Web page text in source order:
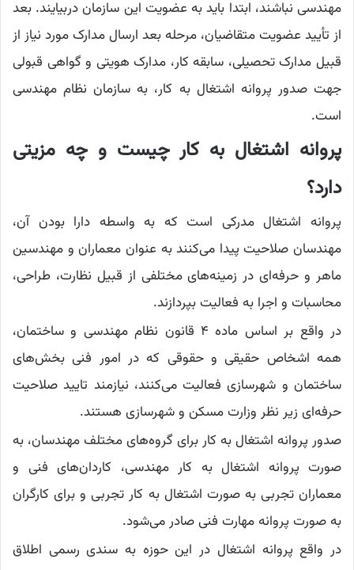
مهندسی نباشند، ابتدا باید به عضویت این سازمان دربیایند. بعد
از تأیید عضویت متقاضیان، مرحله بعد ارسال مدارک مورد نیاز از
قبیل مدارک تحصیلی، سابقه کار، مدارک هویتی و گواهی قبولی
جهت صدور پروانه اشتغال به کار، به سازمان نظام مهندسی
است.
پروانه اشتغال به کار چیست و چه مزیتی
دارد؟
پروانه اشتغال مدرکی است که به واسطه دارا بودن آن،
مهندسان صلاحیت پیدا می‌کنند به عنوان معماران و مهندسین
ماهر و حرفه‌ای در زمینه‌های مختلفی از قبیل نظارت، طراحی،
محاسبات و اجرا به فعالیت بپردازند.
در واقع بر اساس ماده ۴ قانون نظام مهندسی و ساختمان،
همه اشخاص حقیقی و حقوقی که در امور فنی بخش‌های
ساختمان و شهرسازی فعالیت می‌کنند، نیازمند تایید صلاحیت
حرفه‌ای زیر نظر وزارت مسکن و شهرسازی هستند.
صدور پروانه اشتغال به کار برای گروه‌های مختلف مهندسان، به
صورت پروانه اشتغال به کار مهندسی، کاردان‌های فنی و
معماران تجربی به صورت اشتغال به کار تجربی و برای کارگران
به صورت پروانه مهارت فنی صادر می‌شود.
در واقع پروانه اشتغال در این حوزه به سندی رسمی اطلاق